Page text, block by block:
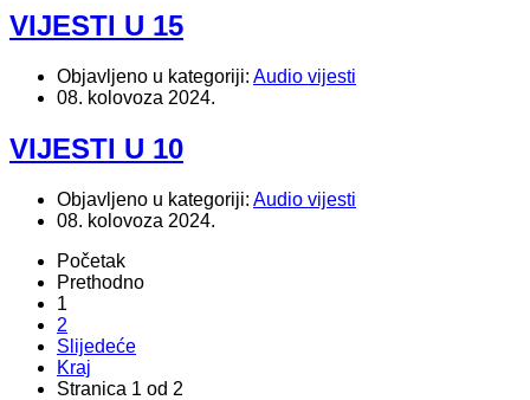
VIJESTI U 15
Objavljeno u kategoriji: Audio vijesti
08. kolovoza 2024.
VIJESTI U 10
Objavljeno u kategoriji: Audio vijesti
08. kolovoza 2024.
Početak
Prethodno
1
2
Slijedeće
Kraj
Stranica 1 od 2